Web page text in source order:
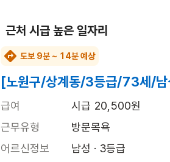
근처 시급 높은 일자리
도보 9분 ~ 14분 예상
[노원구/상계동/3등급/73세/남
급여
시급 20,500원
근무유형
방문목욕
어르신정보
남성 · 3등급